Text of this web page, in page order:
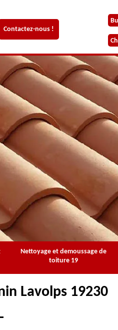
Contactez-nous !
Nettoyage et demoussage de
toiture 19
Lavolps 19230